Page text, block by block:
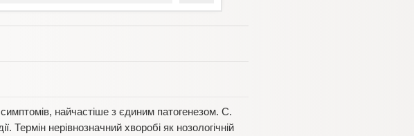
найчастіше з єдиним патогенезом. С.
Термін нерівнозначний хворобі як нозологічній